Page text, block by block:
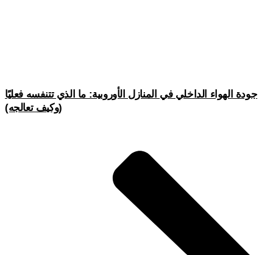
جودة الهواء الداخلي في المنازل الأوروبية: ما الذي تتنفسه فعليًا
(وكيف تعالجه)